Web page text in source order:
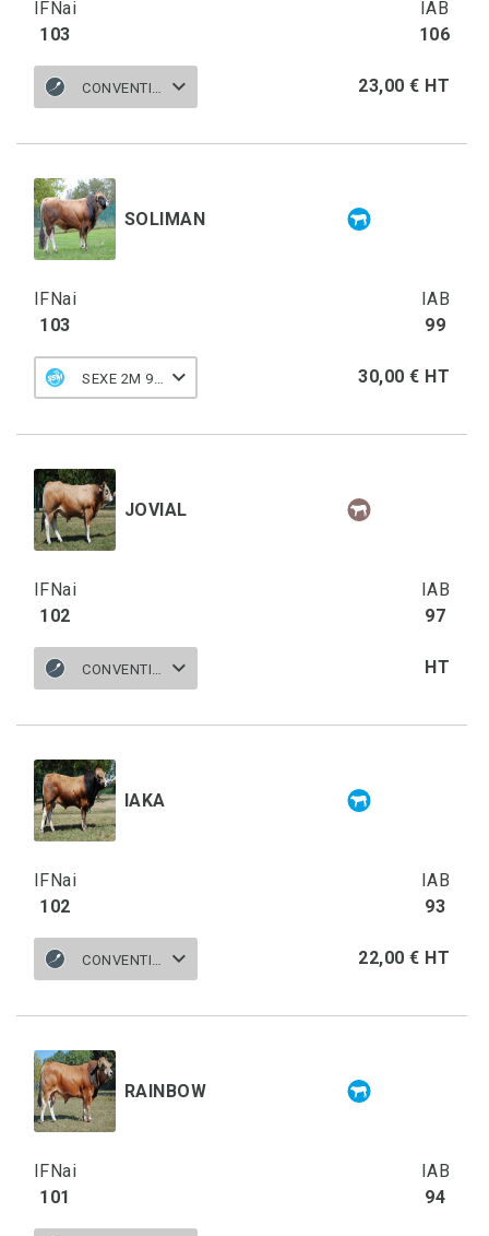
IFNai
103
IAB
106
23,00 € HT
CONVENTIONNELLE
SOLIMAN
IFNai
103
IAB
99
30,00 € HT
SEXE 2M 90 M
JOVIAL
IFNai
102
IAB
97
HT
CONVENTIONNELLE
IAKA
IFNai
102
IAB
93
22,00 € HT
CONVENTIONNELLE
RAINBOW
IFNai
101
IAB
94